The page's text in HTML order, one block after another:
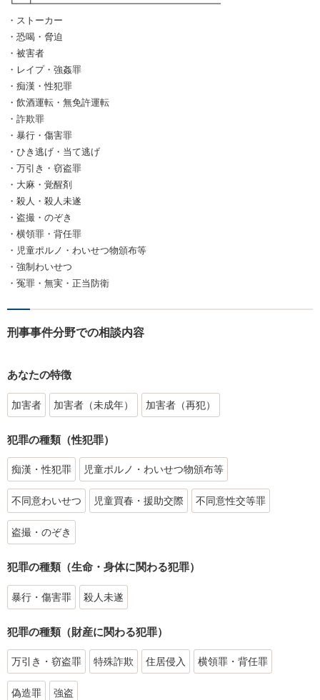
┗━┻━━━━━━━━━━━━━━━━━━━━
・ストーカー
・恐喝・脅迫
・被害者
・レイプ・強姦罪
・痴漢・性犯罪
・飲酒運転・無免許運転
・詐欺罪
・暴行・傷害罪
・ひき逃げ・当て逃げ
・万引き・窃盗罪
・大麻・覚醒剤
・殺人・殺人未遂
・盗撮・のぞき
・横領罪・背任罪
・児童ポルノ・わいせつ物頒布等
・強制わいせつ
・冤罪・無実・正当防衛
刑事事件分野での相談内容
あなたの特徴
加害者 加害者（未成年） 加害者（再犯）
犯罪の種類（性犯罪）
痴漢・性犯罪 児童ポルノ・わいせつ物頒布等
不同意わいせつ 児童買春・援助交際 不同意性交等罪
盗撮・のぞき
犯罪の種類（生命・身体に関わる犯罪）
暴行・傷害罪 殺人未遂
犯罪の種類（財産に関わる犯罪）
万引き・窃盗罪 特殊詐欺 住居侵入 横領罪・背任罪
偽造罪 強盗